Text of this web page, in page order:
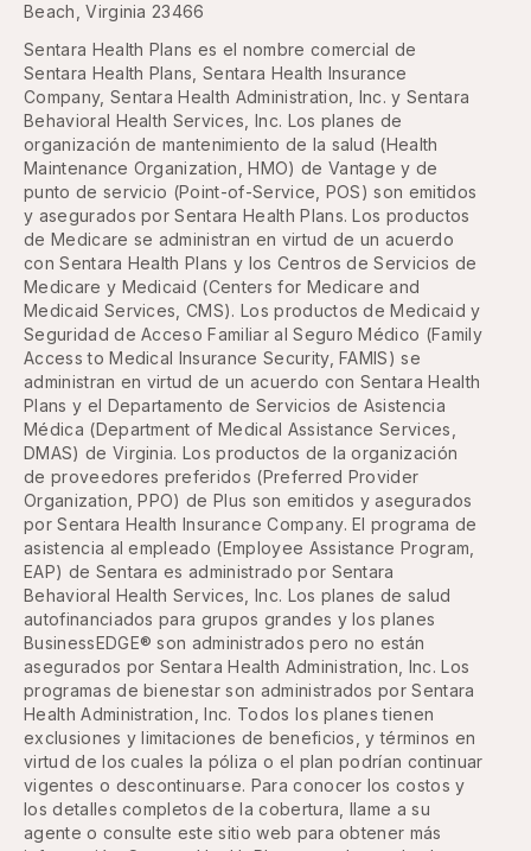
Beach, Virginia 23466
Sentara Health Plans es el nombre comercial de
Sentara Health Plans, Sentara Health Insurance
Company, Sentara Health Administration, Inc. y Sentara
Behavioral Health Services, Inc. Los planes de
organización de mantenimiento de la salud (Health
Maintenance Organization, HMO) de Vantage y de
punto de servicio (Point-of-Service, POS) son emitidos
y asegurados por Sentara Health Plans. Los productos
de Medicare se administran en virtud de un acuerdo
con Sentara Health Plans y los Centros de Servicios de
Medicare y Medicaid (Centers for Medicare and
Medicaid Services, CMS). Los productos de Medicaid y
Seguridad de Acceso Familiar al Seguro Médico (Family
Access to Medical Insurance Security, FAMIS) se
administran en virtud de un acuerdo con Sentara Health
Plans y el Departamento de Servicios de Asistencia
Médica (Department of Medical Assistance Services,
DMAS) de Virginia. Los productos de la organización
de proveedores preferidos (Preferred Provider
Organization, PPO) de Plus son emitidos y asegurados
por Sentara Health Insurance Company. El programa de
asistencia al empleado (Employee Assistance Program,
EAP) de Sentara es administrado por Sentara
Behavioral Health Services, Inc. Los planes de salud
autofinanciados para grupos grandes y los planes
BusinessEDGE® son administrados pero no están
asegurados por Sentara Health Administration, Inc. Los
programas de bienestar son administrados por Sentara
Health Administration, Inc. Todos los planes tienen
exclusiones y limitaciones de beneficios, y términos en
virtud de los cuales la póliza o el plan podrían continuar
vigentes o descontinuarse. Para conocer los costos y
los detalles completos de la cobertura, llame a su
agente o consulte este sitio web para obtener más